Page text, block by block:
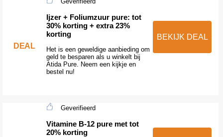
DEAL
Ijzer + Foliumzuur pure: tot
30% korting + extra 23%
korting
Het is een geweldige aanbieding om
geld te besparen als u winkelt bij
Atida Pure. Neem een kijkje en
bestel nu!
BEKIJK DEAL
Geverifieerd
Vitamine B-12 pure met tot
20% korting